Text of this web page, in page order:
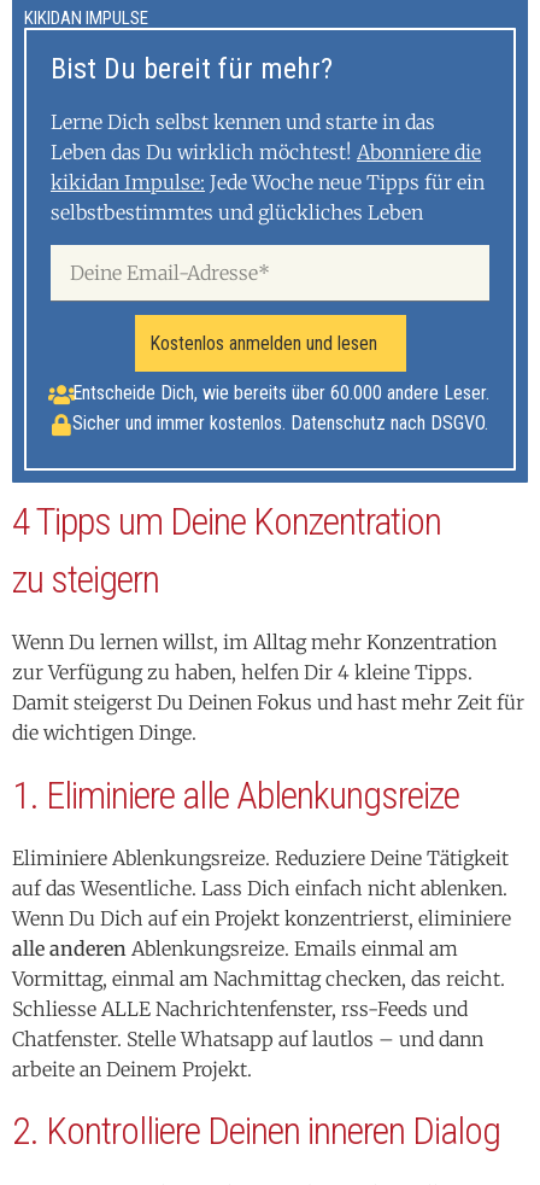
KIKIDAN IMPULSE
Bist Du bereit für mehr?
Lerne Dich selbst kennen und starte in das
Leben das Du wirklich möchtest! Abonniere die
kikidan Impulse: Jede Woche neue Tipps für ein
selbstbestimmtes und glückliches Leben
Kostenlos anmelden und lesen
Entscheide Dich, wie bereits über 60.000 andere Leser.
Sicher und immer kostenlos. Datenschutz nach DSGVO.
4 Tipps um Deine Konzentration
zu steigern
Wenn Du lernen willst, im Alltag mehr Konzentration
zur Verfügung zu haben, helfen Dir 4 kleine Tipps.
Damit steigerst Du Deinen Fokus und hast mehr Zeit für
die wichtigen Dinge.
1. Eliminiere alle Ablenkungsreize
Eliminiere Ablenkungsreize. Reduziere Deine Tätigkeit
auf das Wesentliche. Lass Dich einfach nicht ablenken.
Wenn Du Dich auf ein Projekt konzentrierst, eliminiere
alle anderen Ablenkungsreize. Emails einmal am
Vormittag, einmal am Nachmittag checken, das reicht.
Schliesse ALLE Nachrichtenfenster, rss-Feeds und
Chatfenster. Stelle Whatsapp auf lautlos – und dann
arbeite an Deinem Projekt.
2. Kontrolliere Deinen inneren Dialog